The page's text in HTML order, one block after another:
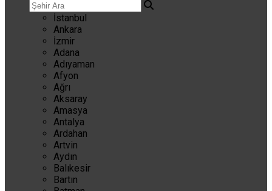
İstanbul
Ankara
İzmir
Adana
Adıyaman
Afyon
Ağrı
Aksaray
Amasya
Antalya
Ardahan
Artvin
Aydın
Balıkesir
Bartın